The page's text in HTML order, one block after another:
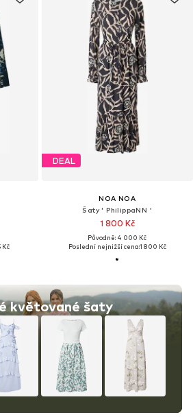
Kč
květované šaty
DEAL
NOA NOA
Šaty ' PhilippaNN '
1 800 Kč
Původně: 4 000 Kč
Poslední nejnižší cena:1 800 Kč